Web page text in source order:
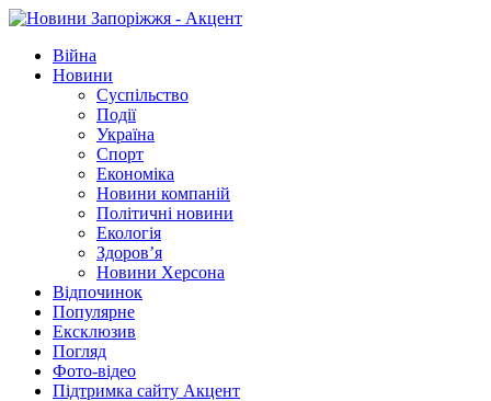
Війна
Новини
Суспільство
Події
Україна
Спорт
Економіка
Новини компаній
Політичні новини
Екологія
Здоров’я
Новини Херсона
Відпочинок
Популярне
Ексклюзив
Погляд
Фото-відео
Підтримка сайту Акцент